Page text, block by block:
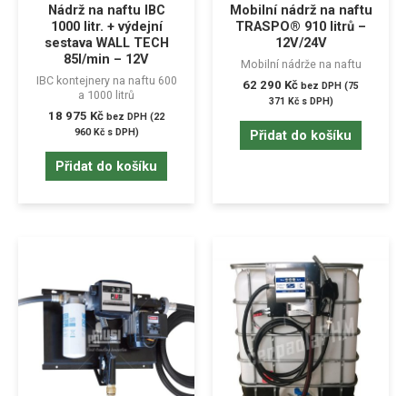
Nádrž na naftu IBC
1000 litr. + výdejní
sestava WALL TECH
85l/min – 12V
IBC kontejnery na naftu 600
a 1000 litrů
18 975 Kč bez DPH (22
960Kčs DPH)
Přidat do košíku
Mobilní nádrž na naftu
TRASPO® 910 litrů –
12V/24V
Mobilní nádrže na naftu
62 290 Kč bez DPH (75
371 Kčs DPH)
Přidat do košíku